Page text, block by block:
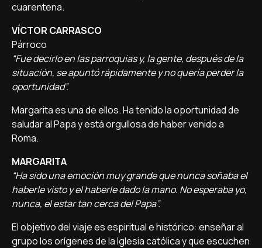
cuarentena.
VÍCTOR CARRASCO
Párroco
“Fue decirlo en las parroquias y, la gente, después de la
situación, se apuntó rápidamente y no quería perder la
oportunidad”.
Margarita es una de ellos. Ha tenido la oportunidad de
saludar al Papa y está orgullosa de haber venido a
Roma.
MARGARITA
“Ha sido una emoción muy grande que nunca soñaba el
haberle visto y el haberle dado la mano. No esperaba yo,
nunca, el estar tan cerca del Papa”.
El objetivo del viaje es espiritual e histórico: enseñar al
grupo los orígenes de la Iglesia católica y que escuchen